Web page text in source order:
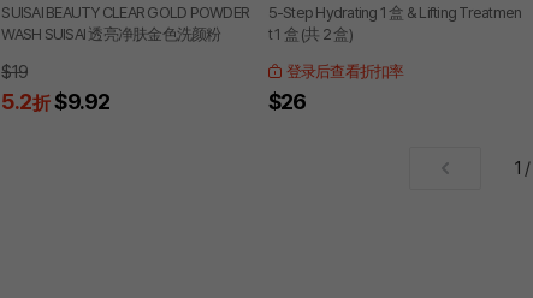
SUISAI BEAUTY CLEAR GOLD POWDER
WASH SUISAI 透亮净肤金色洗颜粉
$19
5.2折 $9.92
5-Step Hydrating 1 盒 & Lifting Treatmen
t 1 盒 (共 2 盒)
登录后查看折扣率
$26
1 /